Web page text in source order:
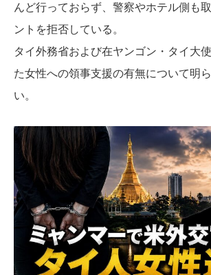
んど行っておらず、警察やホテル側も
ントを拒否している。
タイ外務省および在ヤンゴン・タイ大
た女性への領事支援の有無について明
い。